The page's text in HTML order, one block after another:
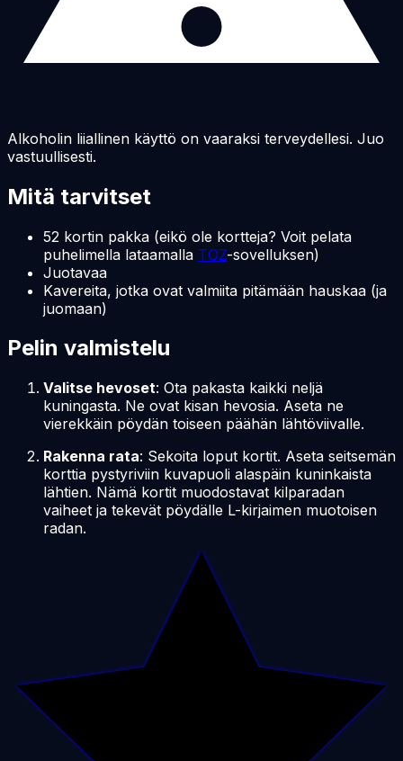
Alkoholin liiallinen käyttö on vaaraksi terveydellesi. Juo
vastuullisesti.
Mitä tarvitset
52 kortin pakka (eikö ole kortteja? Voit pelata
puhelimella lataamalla TOZ-sovelluksen)
Juotavaa
Kavereita, jotka ovat valmiita pitämään hauskaa (ja
juomaan)
Pelin valmistelu
Valitse hevoset: Ota pakasta kaikki neljä
kuningasta. Ne ovat kisan hevosia. Aseta ne
vierekkäin pöydän toiseen päähän lähtöviivalle.
Rakenna rata: Sekoita loput kortit. Aseta seitsemän
korttia pystyriviin kuvapuoli alaspäin kuninkaista
lähtien. Nämä kortit muodostavat kilparadan
vaiheet ja tekevät pöydälle L-kirjaimen muotoisen
radan.